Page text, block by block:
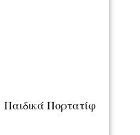
Παιδικά Πορτατίφ